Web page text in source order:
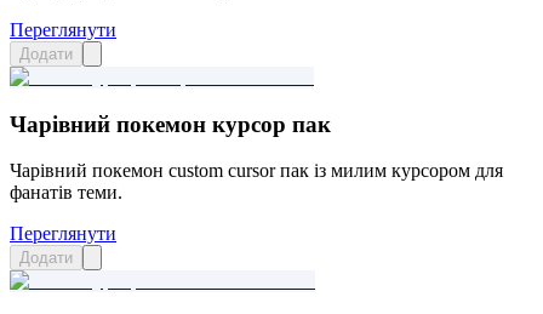
Переглянути
Додати
Чарівний покемон курсор пак
Чарівний покемон custom cursor пак із милим курсором для
фанатів теми.
Переглянути
Додати